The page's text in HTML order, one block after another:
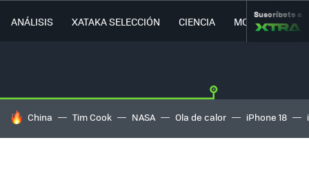
ANÁLISIS XATAKA SELECCIÓN CIENCIA MOVILIDAD
Suscríbete a
HOY SE HABLA DE
China Tim Cook NASA Ola de calor iPhone 18